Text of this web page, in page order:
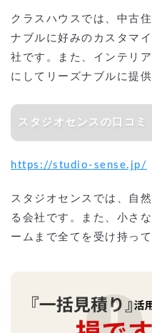
クラスハウスでは、中古
ナブルに好みのカスタマ
社です。また、インテリ
にしてリーズナブルに提
スタジオセンスの口コミ
https://studio-sense.jp/
スタジオセンスでは、自
る会社です。また、小さ
ームまで全てを受け持って